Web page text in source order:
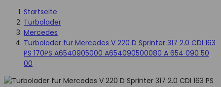
Startseite
Turbolader
Mercedes
Turbolader für Mercedes V 220 D Sprinter 317 2.0 CDI 163
PS 170PS A6540905000 A654090500080 A 654 090 50
00